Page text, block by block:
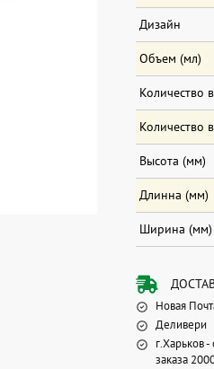
Дизайн
Объем (мл)
Количество
Количество
Высота (мм)
Длинна (мм)
Ширина (мм)
Новая
Деливери
г.Харьков
заказа